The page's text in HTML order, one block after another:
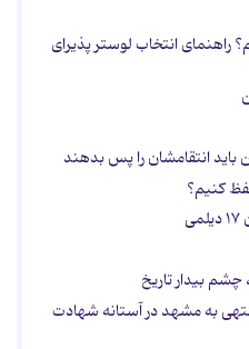
راهنمای انتخاب لوستر پذیرای
کنیم؟
چشم بیدار تاریخ
به مشهد در آستانه شهادت